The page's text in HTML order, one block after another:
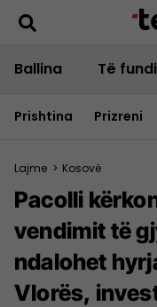
Ballina Të
Prishtina Prizreni
Lajme > Kosovë
Pacolli
vendimit të
ndalohet
Vlorës,